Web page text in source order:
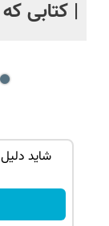
| کتابی که
شاید